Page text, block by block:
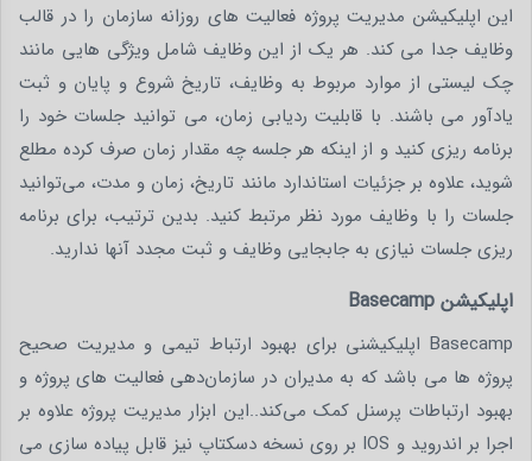
این اپلیکیشن مدیریت پروژه فعالیت های روزانه سازمان را در قالب
وظایف جدا می کند. هر یک از این وظایف شامل ویژگی هایی مانند
چک لیستی از موارد مربوط به وظایف، تاریخ شروع و پایان و ثبت
یادآور می باشند. با قابلیت ردیابی زمان، می توانید جلسات خود را
برنامه ریزی کنید و از اینکه هر جلسه چه مقدار زمان صرف کرده مطلع
شوید، علاوه بر جزئیات استاندارد مانند تاریخ، زمان و مدت، می‌توانید
جلسات را با وظایف مورد نظر مرتبط کنید. بدین ترتیب، برای برنامه
ریزی جلسات نیازی به جابجایی وظایف و ثبت مجدد آنها ندارید.
اپلیکیشن Basecamp
Basecamp اپلیکیشنی برای بهبود ارتباط تیمی و مدیریت صحیح
پروژه ها می باشد که به مدیران در سازمان‌دهی فعالیت های پروژه و
بهبود ارتباطات پرسنل کمک می‌کند..این ابزار مدیریت پروژه علاوه بر
اجرا بر اندروید و IOS بر روی نسخه دسکتاپ نیز قابل پیاده سازی می